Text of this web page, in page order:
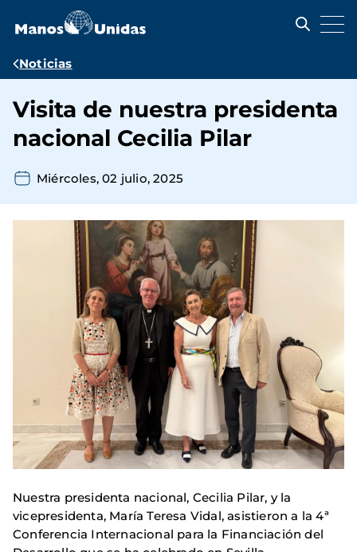
contenido
Ruta
navegación
Noticias
Visita de nuestra presidenta
nacional Cecilia Pilar
Miércoles, 02 julio, 2025
Nuestra presidenta nacional, Cecilia Pilar, y la
vicepresidenta, María Teresa Vidal, asistieron a la 4ª
Conferencia Internacional para la Financiación del